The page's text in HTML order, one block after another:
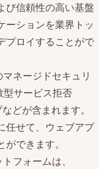
び信頼性の高い基盤
ーションを業界トッ
プロイすることがで
ネージドセキュリ
型サービス拒否
どが含まれます。
任せて、ウェブアプ
できます。
フォームは、